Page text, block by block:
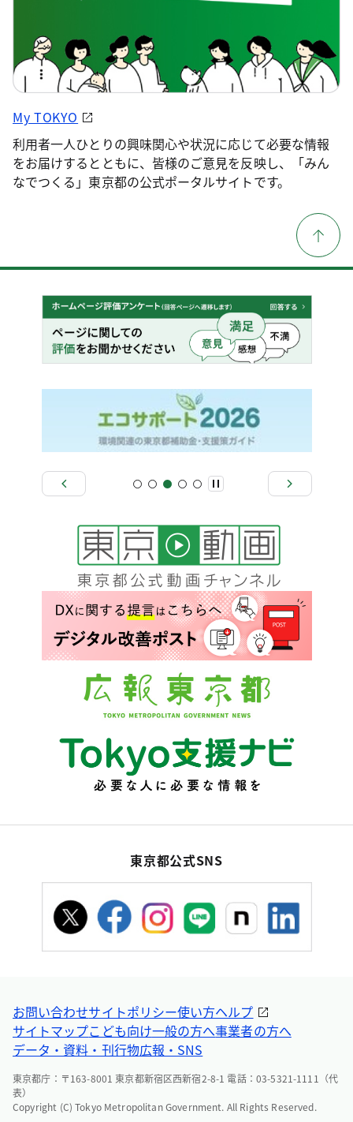
My TOKYO
利用者一人ひとりの興味関心や状況に応じて必要な情報
をお届けするとともに、皆様のご意見を反映し、「みん
なでつくる」東京都の公式ポータルサイトです。
東京都公式SNS
お問い合わせサイトポリシー使い方ヘルプ
サイトマップこども向け一般の方へ事業者の方へ
データ・資料・刊行物広報・SNS
東京都庁：〒163-8001 東京都新宿区西新宿2-8-1 電話：03-5321-1111（代
表）
Copyright (C) Tokyo Metropolitan Government. All Rights Reserved.